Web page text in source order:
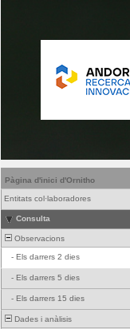
Pàgina d'inici d'Ornitho
Entitats col·laboradores
Consulta
Observacions
- Els darrers 2 dies
- Els darrers 5 dies
- Els darrers 15 dies
Dades i anàlisis